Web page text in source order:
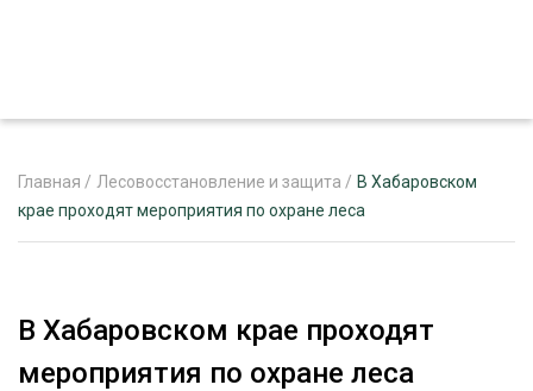
РЕКЛАМОДАТЕЛЯМ
Главная / Лесовосстановление и защита / В Хабаровском
крае проходят мероприятия по охране леса
В Хабаровском крае проходят
мероприятия по охране леса